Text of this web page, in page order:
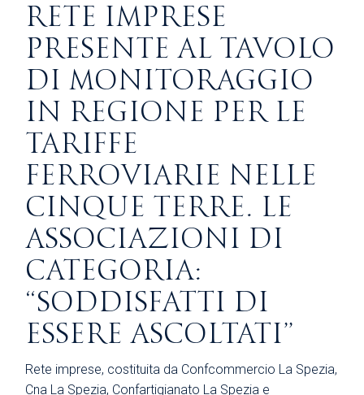
RETE IMPRESE
PRESENTE AL TAVOLO
DI MONITORAGGIO
IN REGIONE PER LE
TARIFFE
FERROVIARIE NELLE
CINQUE TERRE. LE
ASSOCIAZIONI DI
CATEGORIA:
“SODDISFATTI DI
ESSERE ASCOLTATI”
Rete imprese, costituita da Confcommercio La Spezia,
Cna La Spezia, Confartigianato La Spezia e